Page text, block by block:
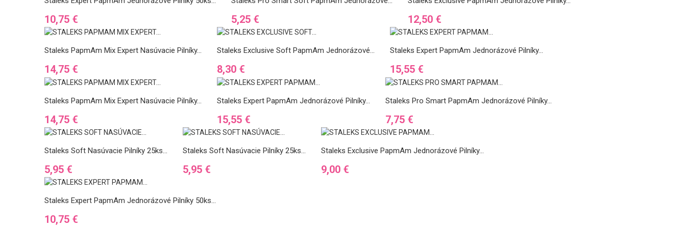
Cena
10,75 € Cena
5,25 € Cena
12,50 €
Staleks PapmAm Mix Expert Nasúvacie Pilníky...
Cena
14,75 €
Staleks Exclusive Soft PapmAm Jednorázové...
Cena
8,30 €
Staleks Expert PapmAm Jednorázové Pilníky...
Cena
15,55 €
Staleks PapmAm Mix Expert Nasúvacie Pilníky...
Cena
14,75 €
Staleks Expert PapmAm Jednorázové Pilníky...
Cena
15,55 €
Staleks Pro Smart PapmAm Jednorázové Pilníky...
Cena
7,75 €
Staleks Soft Nasúvacie Pilníky 25ks...
Cena
5,95 €
Staleks Soft Nasúvacie Pilníky 25ks...
Cena
5,95 €
Staleks Exclusive PapmAm Jednorázové Pilníky...
Cena
9,00 €
Staleks Expert PapmAm Jednorázové Pilníky 50ks...
Cena
10,75 €